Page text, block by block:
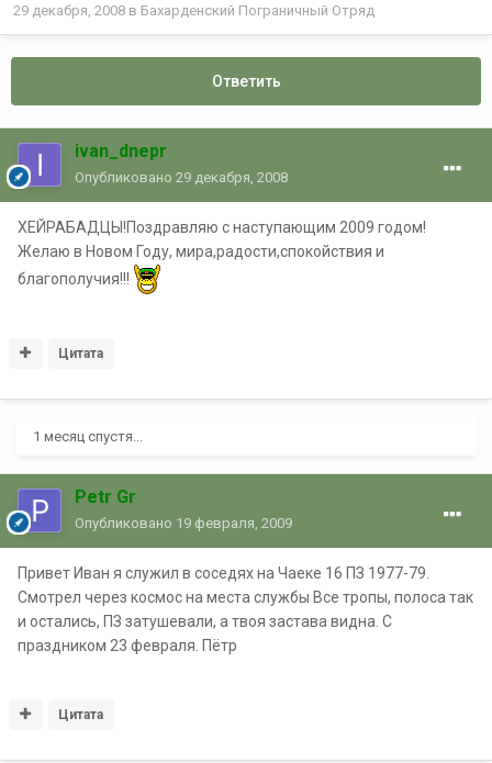
29 декабря, 2008 в Бахарденский Пограничный Отряд
Ответить
ivan_dnepr
Опубликовано 29 декабря, 2008
ХЕЙРАБАДЦЫ!Поздравляю с наступающим 2009 годом!
Желаю в Новом Году, мира,радости,спокойствия и
благополучия!!!
Цитата
1 месяц спустя...
Petr Gr
Опубликовано 19 февраля, 2009
Привет Иван я служил в соседях на Чаеке 16 ПЗ 1977-79.
Смотрел через космос на места службы Все тропы, полоса так
и остались, ПЗ затушевали, а твоя застава видна. С
праздником 23 февраля. Пётр
Цитата